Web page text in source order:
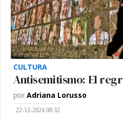
CULTURA
Antisemitismo: El
por Adriana Lorusso
22-12-2024 08:32